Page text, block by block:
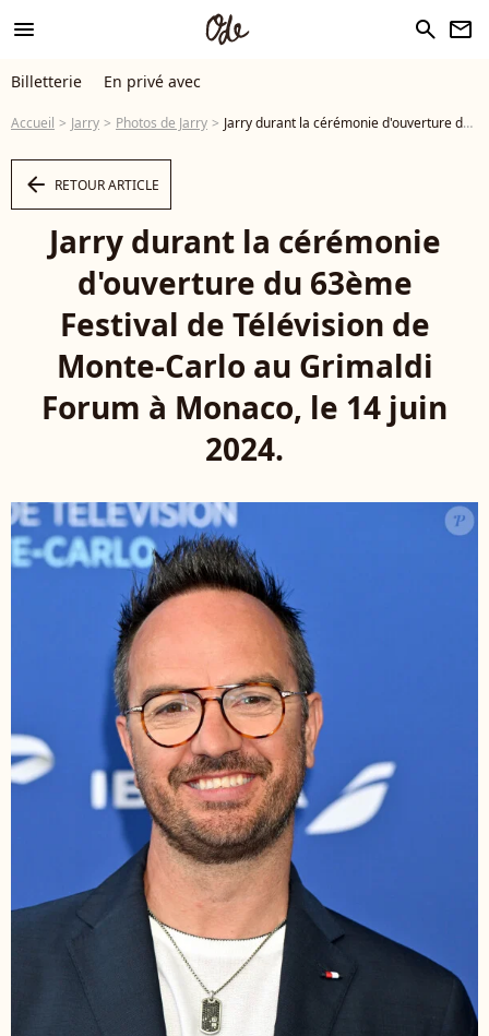
menu search newsletter
Billetterie En privé avec
Accueil Jarry Photos de Jarry Jarry durant la cérémonie d'ouverture du 63ème Festival de Télévision de Monte-Carlo au Grimaldi Forum à Monaco, le 14 juin 2024. © Bruno Bebert/Bestimage - Photo
arrow_left RETOUR ARTICLE
Jarry durant la cérémonie
d'ouverture du 63ème
Festival de Télévision de
Monte-Carlo au Grimaldi
Forum à Monaco, le 14 juin
2024.